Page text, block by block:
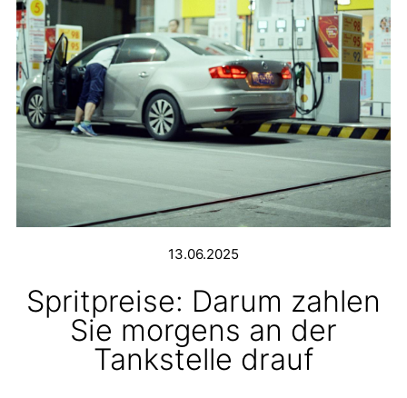
13.06.2025
Spritpreise: Darum zahlen
Sie morgens an der
Tankstelle drauf